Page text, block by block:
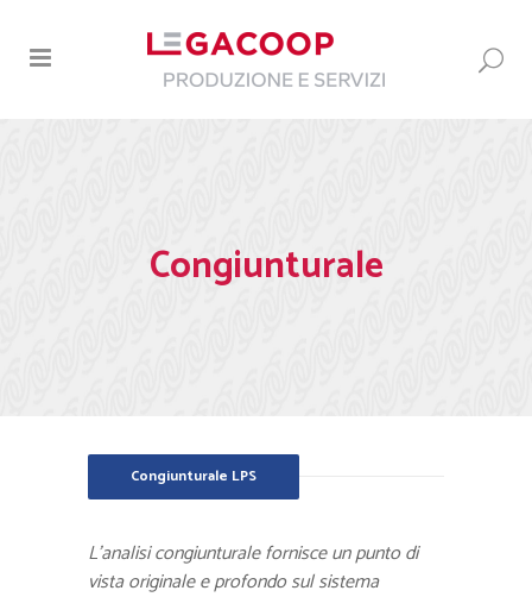
Congiunturale
Congiunturale LPS
L’analisi congiunturale fornisce un punto di
vista originale e profondo sul sistema